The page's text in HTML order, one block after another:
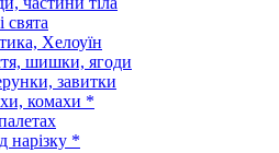
свята
Хелоуїн
шишки, ягоди
завитки
комахи *
нарізку *